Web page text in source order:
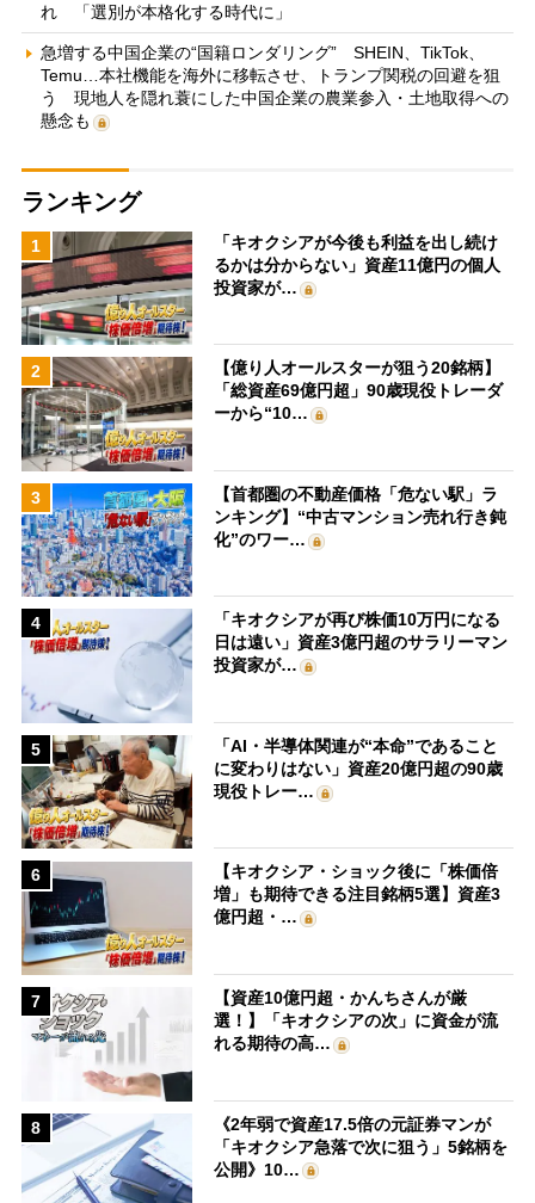
れ 「選別が本格化する時代に」
急増する中国企業の“国籍ロンダリング” SHEIN、TikTok、
Temu…本社機能を海外に移転させ、トランプ関税の回避を狙
う 現地人を隠れ蓑にした中国企業の農業参入・土地取得への
懸念も
ランキング
1
「キオクシアが今後も利益を出し続け
るかは分からない」資産11億円の個人
投資家が…
2
【億り人オールスターが狙う20銘柄】
「総資産69億円超」90歳現役トレーダ
ーから“10…
3
【首都圏の不動産価格「危ない駅」ラ
ンキング】“中古マンション売れ行き鈍
化”のワー…
4
「キオクシアが再び株価10万円になる
日は遠い」資産3億円超のサラリーマン
投資家が…
5
「AI・半導体関連が“本命”であること
に変わりはない」資産20億円超の90歳
現役トレー…
6
【キオクシア・ショック後に「株価倍
増」も期待できる注目銘柄5選】資産3
億円超・…
7
【資産10億円超・かんちさんが厳
選！】「キオクシアの次」に資金が流
れる期待の高…
8
《2年弱で資産17.5倍の元証券マンが
「キオクシア急落で次に狙う」5銘柄を
公開》10…